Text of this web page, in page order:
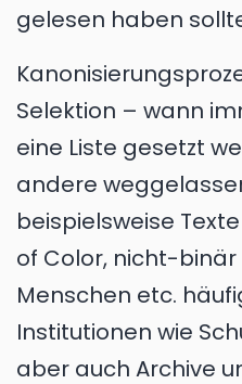
gelesen haben
Selektion – wann
eine Liste gesetzt
andere
beispielsweise
of Color, nicht-
Menschen etc.
Institutionen wie
aber auch Archive